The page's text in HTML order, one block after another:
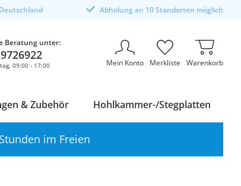
Abholung an 10 Standorten möglich
Beratung unter:
09:00 - 17:00 Mein Konto Merkliste Warenkorb
& Zubehör Hohlkammer-/Stegplatten
im Freien